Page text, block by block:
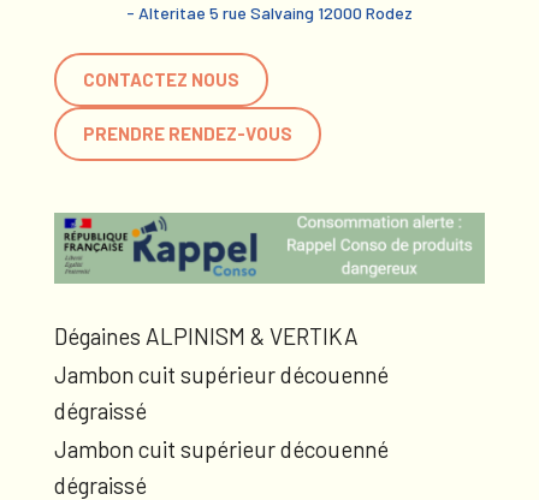
- Alteritae 5 rue Salvaing 12000 Rodez
CONTACTEZ NOUS
PRENDRE RENDEZ-VOUS
Dégaines ALPINISM & VERTIKA
Jambon cuit supérieur découenné
dégraissé
Jambon cuit supérieur découenné
dégraissé